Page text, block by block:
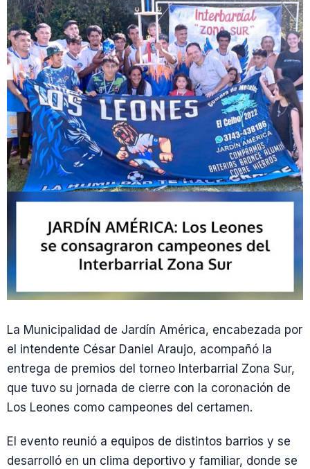
La Municipalidad de Jardín América, encabezada por
el intendente César Daniel Araujo, acompañó la
entrega de premios del torneo Interbarrial Zona Sur,
que tuvo su jornada de cierre con la coronación de
Los Leones como campeones del certamen.
El evento reunió a equipos de distintos barrios y se
desarrolló en un clima deportivo y familiar, donde se